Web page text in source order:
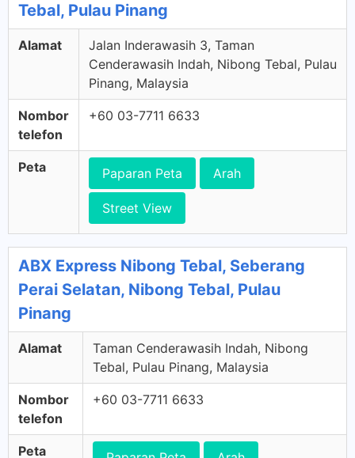
Tebal, Pulau Pinang
Alamat
Jalan Inderawasih 3, Taman
Cenderawasih Indah, Nibong Tebal, Pulau
Pinang, Malaysia
Nombor
telefon
+60 03-7711 6633
Peta Paparan Peta Arah
Street View
ABX Express Nibong Tebal, Seberang
Perai Selatan, Nibong Tebal, Pulau
Pinang
Alamat
Taman Cenderawasih Indah, Nibong
Tebal, Pulau Pinang, Malaysia
Nombor
telefon
+60 03-7711 6633
Peta